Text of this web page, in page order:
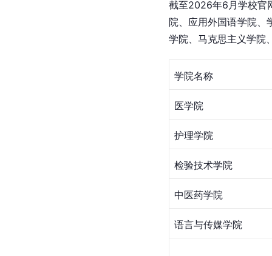
截至2026年6月学校官
院、应用外国语学院、
学院、马克思主义学院
学院名称
医学院
护理学院
检验技术学院
中医药学院
语言与传媒学院